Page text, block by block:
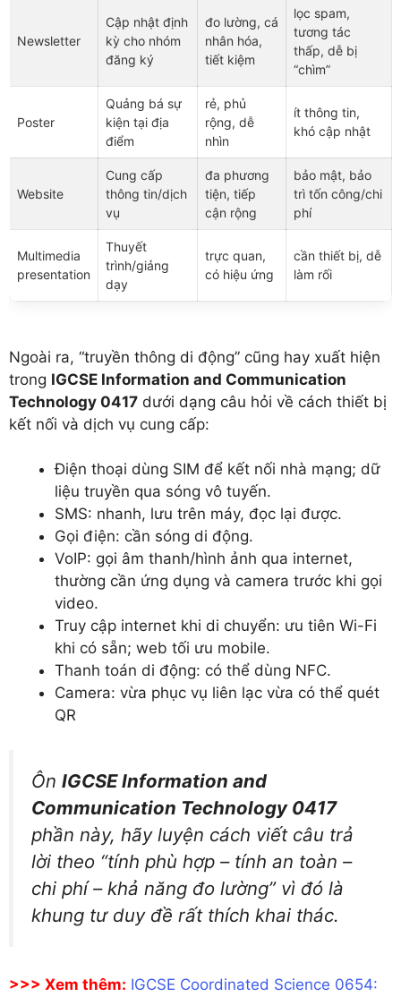
Newsletter
Cập nhật định
kỳ cho nhóm
đăng ký
đo lường, cá
nhân hóa,
tiết kiệm
lọc spam,
tương tác
thấp, dễ bị
“chìm”
Poster
Quảng bá sự
kiện tại địa
điểm
rẻ, phủ
rộng, dễ
nhìn
ít thông tin,
khó cập nhật
Website
Cung cấp
thông tin/dịch
vụ
đa phương
tiện, tiếp
cận rộng
bảo mật, bảo
trì tốn công/chi
phí
Multimedia
presentation
Thuyết
trình/giảng
dạy
trực quan,
có hiệu ứng
cần thiết bị, dễ
làm rối
Ngoài ra, “truyền thông di động” cũng hay xuất hiện
trong IGCSE Information and Communication
Technology 0417 dưới dạng câu hỏi về cách thiết bị
kết nối và dịch vụ cung cấp:
Điện thoại dùng SIM để kết nối nhà mạng; dữ
liệu truyền qua sóng vô tuyến.
SMS: nhanh, lưu trên máy, đọc lại được.
Gọi điện: cần sóng di động.
VoIP: gọi âm thanh/hình ảnh qua internet,
thường cần ứng dụng và camera trước khi gọi
video.
Truy cập internet khi di chuyển: ưu tiên Wi-Fi
khi có sẵn; web tối ưu mobile.
Thanh toán di động: có thể dùng NFC.
Camera: vừa phục vụ liên lạc vừa có thể quét
QR
Ôn IGCSE Information and
Communication Technology 0417
phần này, hãy luyện cách viết câu trả
lời theo “tính phù hợp – tính an toàn –
chi phí – khả năng đo lường” vì đó là
khung tư duy đề rất thích khai thác.
>>> Xem thêm: IGCSE Coordinated Science 0654: